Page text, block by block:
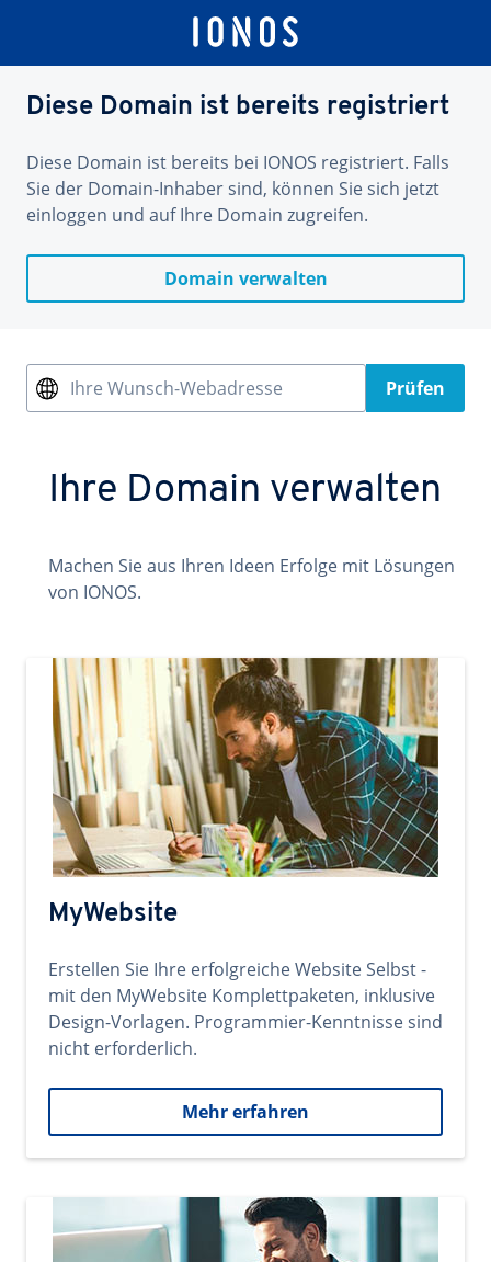
Diese Domain ist bereits registriert
Diese Domain ist bereits bei IONOS registriert. Falls
Sie der Domain-Inhaber sind, können Sie sich jetzt
einloggen und auf Ihre Domain zugreifen.
Domain verwalten
Ihre Wunsch-Webadresse Prüfen
Ihre Domain verwalten
Machen Sie aus Ihren Ideen Erfolge mit Lösungen
von IONOS.
MyWebsite
Erstellen Sie Ihre erfolgreiche Website Selbst -
mit den MyWebsite Komplettpaketen, inklusive
Design-Vorlagen. Programmier-Kenntnisse sind
nicht erforderlich.
Mehr erfahren